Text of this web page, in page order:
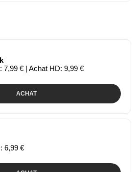
7,99 € | Achat HD: 9,99 €
ACHAT
6,99 €